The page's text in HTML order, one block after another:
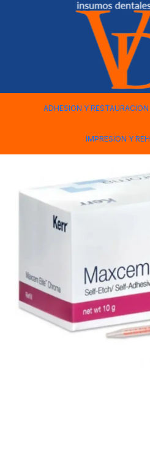
ADHESION Y RESTAURACION
IMPRESION Y
ADHESION Y